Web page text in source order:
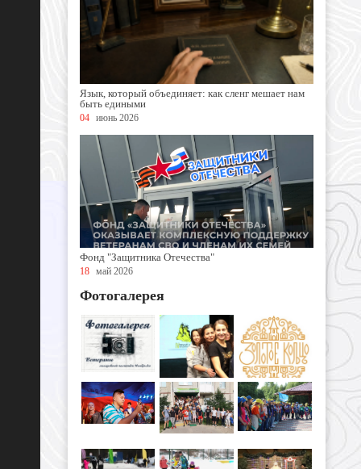
Язык, который объединяет: как сленг мешает нам
быть едиными
04 июнь 2026
Фонд "Защитника Отечества"
18 май 2026
Фотогалерея